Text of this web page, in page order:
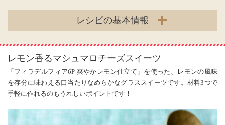
レシピの基本情報
レモン香るマシュマロチーズスイーツ
「フィラデルフィア6P 爽やかレモン仕立て」を使った、レモンの風味
を存分に味わえる口当たりなめらかなグラススイーツです。材料3つで
手軽に作れるのもうれしいポイントです！